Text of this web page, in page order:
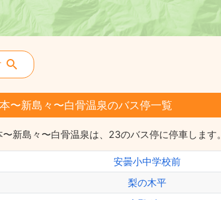
〜新島々〜白骨温泉のバス停一覧
〜新島々〜白骨温泉は、23のバス停に停車します。
安曇小中学校前
梨の木平